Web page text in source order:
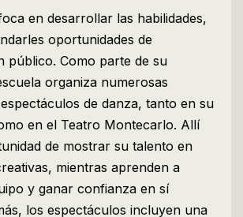
en desarrollar las habilidades,
oportunidades de
público. Como parte de su
organiza numerosas
de danza, tanto en su
en el Teatro Montecarlo. Allí
de mostrar su talento en
mientras aprenden a
y ganar confianza en sí
los espectáculos incluyen una